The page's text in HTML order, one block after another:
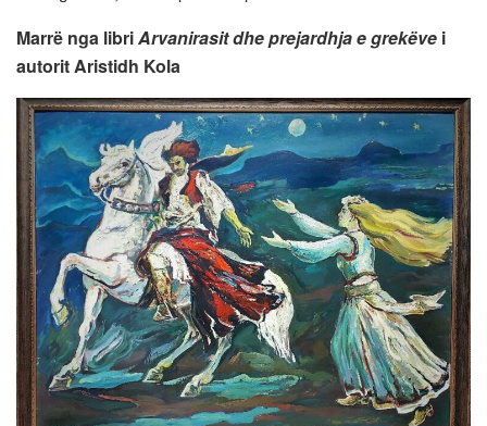
Marrë nga libriArvanirasit dhe prejardhja e grekëve i
autorit Aristidh Kola